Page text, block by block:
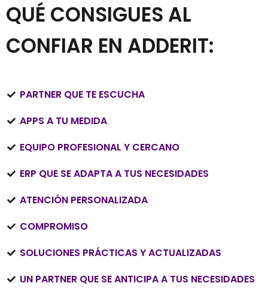
QUÉ CONSIGUES AL
CONFIAR EN ADDERIT:​
PARTNER QUE TE ESCUCHA
APPS A TU MEDIDA
EQUIPO PROFESIONAL Y CERCANO
ERP QUE SE ADAPTA A TUS NECESIDADES
ATENCIÓN PERSONALIZADA
COMPROMISO
SOLUCIONES PRÁCTICAS Y ACTUALIZADAS
UN PARTNER QUE SE ANTICIPA A TUS NECESIDADES